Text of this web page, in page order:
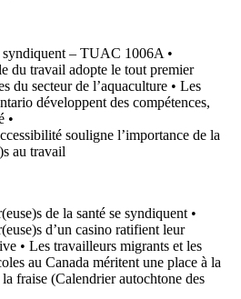
syndiquent – TUAC 1006A •
du travail adopte le tout premier
du secteur de l’aquaculture • Les
développent des compétences,
•
souligne l’importance de la
au travail
de la santé se syndiquent •
d’un casino ratifient leur
• Les travailleurs migrants et les
au Canada méritent une place à la
fraise (Calendrier autochtone des